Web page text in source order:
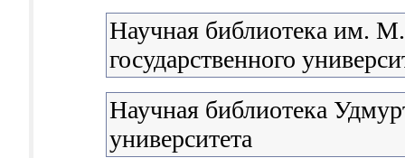
Научная библиотека им.
государственного
Научная библиотека
университета